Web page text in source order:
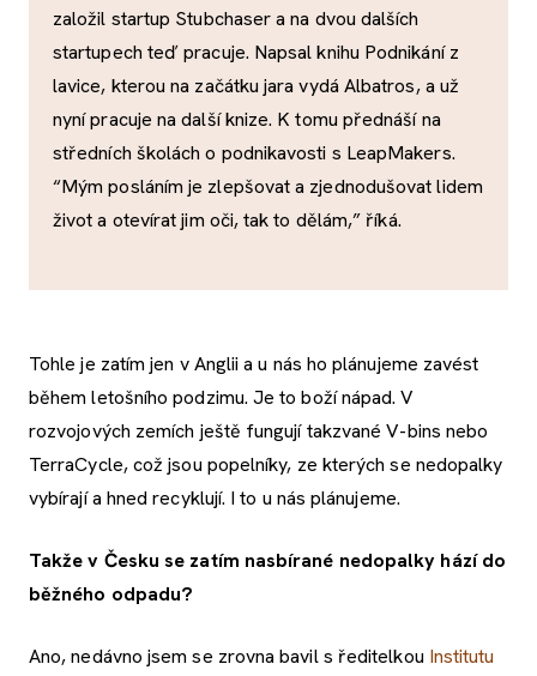
založil startup Stubchaser a na dvou dalších
startupech teď pracuje. Napsal knihu Podnikání z
lavice, kterou na začátku jara vydá Albatros, a už
nyní pracuje na další knize. K tomu přednáší na
středních školách o podnikavosti s LeapMakers.
“Mým posláním je zlepšovat a zjednodušovat lidem
život a otevírat jim oči, tak to dělám,” říká.
Tohle je zatím jen v Anglii a u nás ho plánujeme zavést
během letošního podzimu. Je to boží nápad. V
rozvojových zemích ještě fungují takzvané V-bins nebo
TerraCycle, což jsou popelníky, ze kterých se nedopalky
vybírají a hned recyklují. I to u nás plánujeme.
Takže v Česku se zatím nasbírané nedopalky hází do
běžného odpadu?
Ano, nedávno jsem se zrovna bavil s ředitelkou Institutu